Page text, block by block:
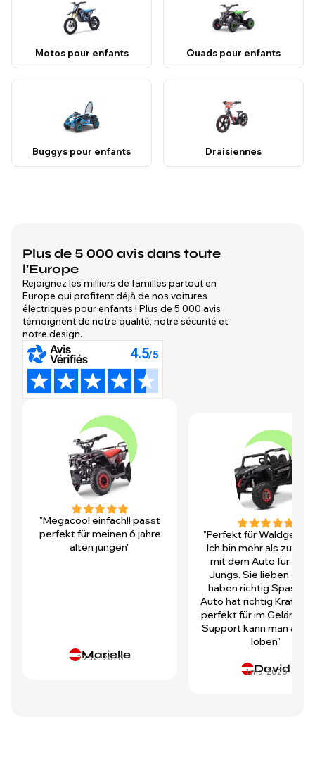
Motos pour enfants Quads pour enfants
Buggys pour enfants Draisiennes
Plus de 5 000 avis dans toute
l'Europe
Rejoignez les milliers de familles partout en
Europe qui profitent déjà de nos voitures
électriques pour enfants ! Plus de 5 000 avis
témoignent de notre qualité, notre sécurité et
notre design.
"Megacool einfach!! passt
perfekt für meinen 6 jahre
alten jungen"
Marielle
29 avr. 2026
"Perfekt für
Ich bin mehr als
mit dem Auto für
Jungs. Sie lieben es
haben richtig Spass!
Auto hat richtig Kraft
perfekt für im Gelände.
Support kann man auch
loben"
David
1 mai 2026